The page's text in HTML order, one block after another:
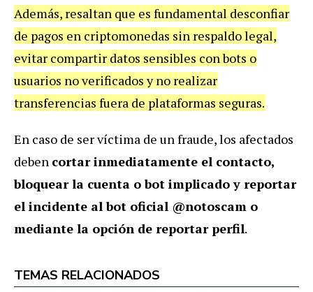
Además, resaltan que es fundamental desconfiar
de pagos en criptomonedas sin respaldo legal,
evitar compartir datos sensibles con bots o
usuarios no verificados y no realizar
transferencias fuera de plataformas seguras.
En caso de ser víctima de un fraude, los afectados
deben cortar inmediatamente el contacto,
bloquear la cuenta o bot implicado y reportar
el incidente al bot oficial @notoscam o
mediante la opción de reportar perfil.
TEMAS RELACIONADOS